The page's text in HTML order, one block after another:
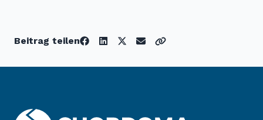
Beitrag teilen